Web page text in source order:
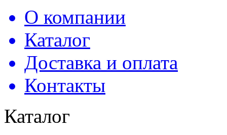
О компании
Каталог
Доставка и оплата
Контакты
Каталог